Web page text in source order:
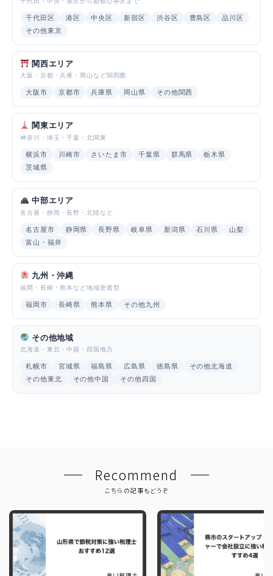
千代田区 港区 中央区 新宿区 渋谷区 豊島区
品川区
その他東京
関西エリア
大阪・京都・兵庫・岡山など関西圏
大阪市 京都市 兵庫県 岡山県 その他関西
関東エリア
神奈川・埼玉・千葉・北関東
横浜市 川崎市 さいたま市 千葉県 群馬県
栃木県
茨城県
中部エリア
名古屋・静岡・長野・北陸など
名古屋市 静岡県 長野県 岐阜県 新潟県 石川県
山梨
富山・福井
九州・沖縄
福岡・長崎・熊本など地域密着型
福岡市 長崎県 熊本県 その他九州
その他地域
北海道・東北・中国・四国地方
札幌市 宮城県 福島県 広島県 徳島県
その他北海道
その他東北
その他中国 その他四国
Recommend
こちらの記事もどうぞ